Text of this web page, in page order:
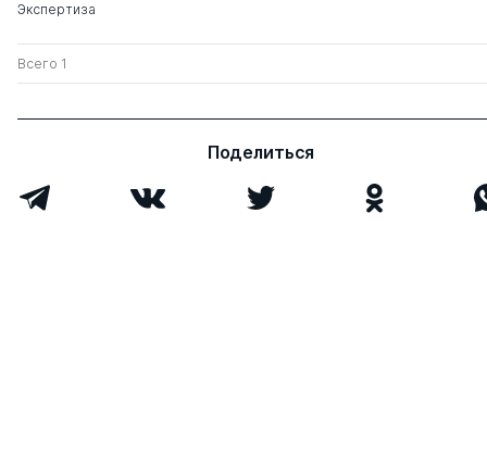
Экспертиза
Всего 1
Поделиться